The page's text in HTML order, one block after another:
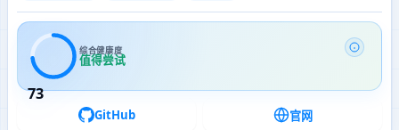
73
综合健康度
值得尝试
GitHub 官网